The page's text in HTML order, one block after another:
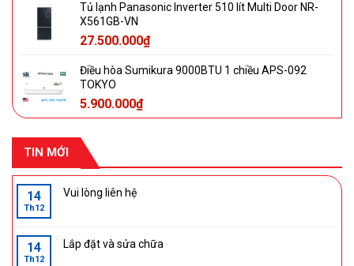
Tủ lạnh Panasonic Inverter 510 lít Multi Door NR-
X561GB-VN
27.500.000₫
Điều hòa Sumikura 9000BTU 1 chiều APS-092
TOKYO
5.900.000₫
TIN MỚI
14
Th12
Vui lòng liên hệ
14
Th12
Lắp đặt và sửa chữa